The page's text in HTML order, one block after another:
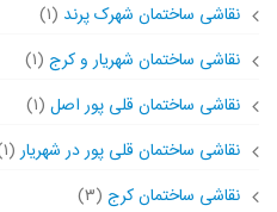
نقاشی ساختمان شهرک پرند (۱)
نقاشی ساختمان شهریار و کرج (۱)
نقاشی ساختمان قلی پور اصل (۱)
نقاشی ساختمان قلی پور در شهریار(۱)
نقاشی ساختمان کرج (۳)